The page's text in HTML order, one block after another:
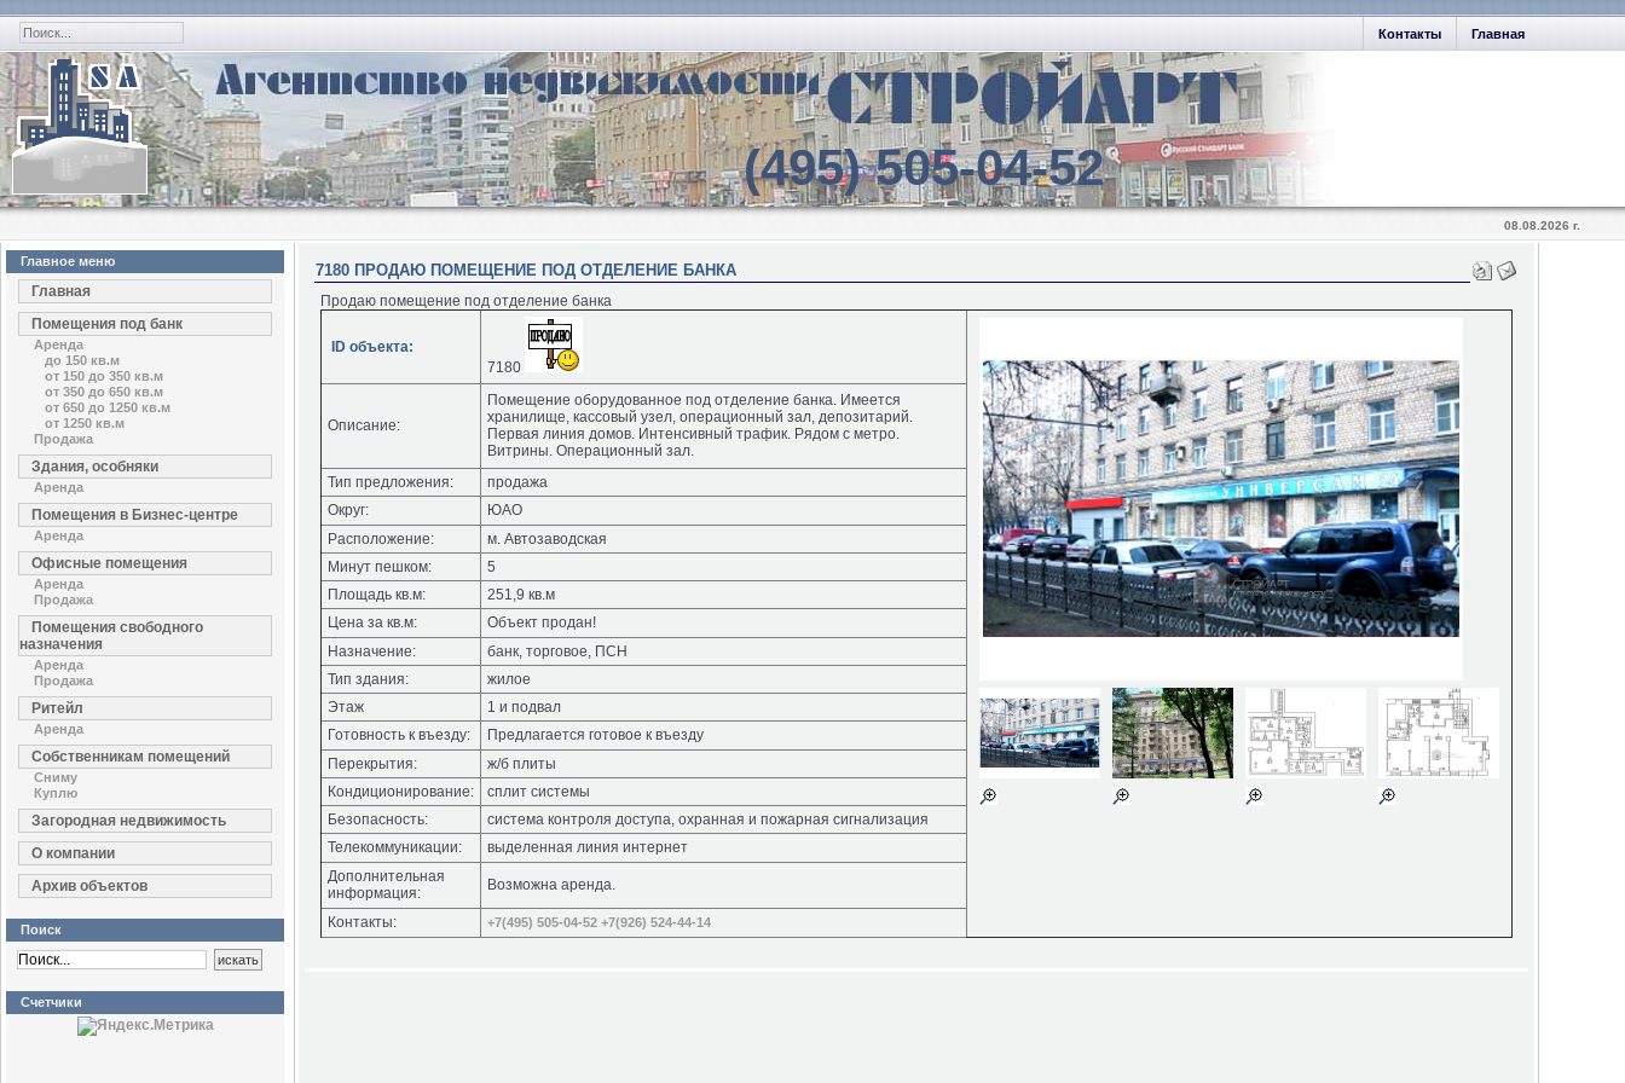
Главная
Контакты
(495) 505-04-52
08.08.2026 г.
Главное меню
Главная
Помещения под банк
Аренда
до 150 кв.м
от 150 до 350 кв.м
от 350 до 650 кв.м
от 650 до 1250 кв.м
от 1250 кв.м
Продажа
Здания, особняки
Аренда
Помещения в Бизнес-центре
Аренда
Офисные помещения
Аренда
Продажа
Помещения свободного
назначения
Аренда
Продажа
Ритейл
Аренда
Собственникам помещений
Сниму
Куплю
Загородная недвижимость
О компании
Архив объектов
Поиск
Счетчики
7180 ПРОДАЮ ПОМЕЩЕНИЕ ПОД ОТДЕЛЕНИЕ БАНКА
Продаю помещение под отделение банка
ID объекта:
7180
Описание:
Помещение оборудованное под отделение банка. Имеется
хранилище, кассовый узел, операционный зал, депозитарий.
Первая линия домов. Интенсивный трафик. Рядом с метро.
Витрины. Операционный зал.
Тип предложения:
продажа
Округ:
ЮАО
Расположение:
м. Автозаводская
Минут пешком:
5
Площадь кв.м:
251,9 кв.м
Цена за кв.м:
Объект продан!
Назначение:
банк, торговое, ПСН
Тип здания:
жилое
Этаж
1 и подвал
Готовность к въезду:
Предлагается готовое к въезду
Перекрытия:
ж/б плиты
Кондиционирование:
сплит системы
Безопасность:
система контроля доступа, охранная и пожарная сигнализация
Телекоммуникации:
выделенная линия интернет
Дополнительная
информация:
Возможна аренда.
Контакты: +7(495) 505-04-52 +7(926) 524-44-14